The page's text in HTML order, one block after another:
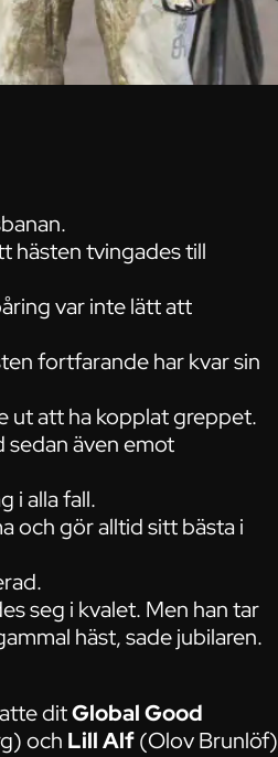
hästen tvingades till
var inte lätt att
fortfarande har kvar sin
ut att ha kopplat greppet.
även emot
i alla fall.
och gör alltid sitt bästa i
seg i kvalet. Men han tar
häst, sade jubilaren.
ditGlobal Good
och Lill Alf(Olov Brunlöf)